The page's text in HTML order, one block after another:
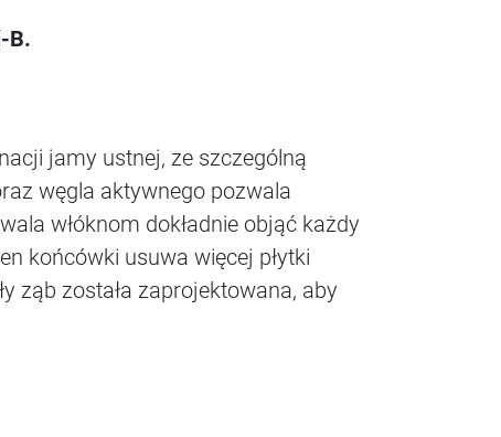
B.
jamy ustnej, ze szczególną
węgla aktywnego pozwala
włóknom dokładnie objąć każdy
końcówki usuwa więcej płytki
ząb została zaprojektowana, aby